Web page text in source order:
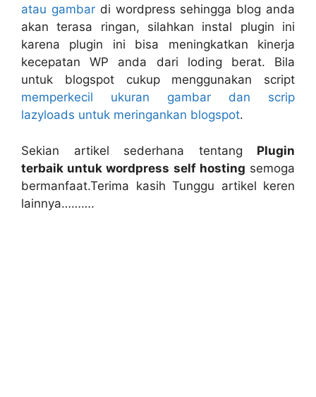
atau gambardi wordpress sehingga blog anda
akan terasa ringan, silahkan instal plugin ini
karena plugin ini bisa meningkatkan kinerja
kecepatan WP anda dari loding berat. Bila
untuk blogspot cukup menggunakan script
memperkecil ukuran gambar dan scrip
lazyloads untuk meringankan blogspot.
Sekian artikel sederhana tentang Plugin
terbaik untuk wordpress self hosting semoga
bermanfaat.Terima kasih Tunggu artikel keren
lainnya……….